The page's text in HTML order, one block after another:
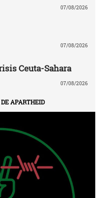
07/08/2026
07/08/2026
Ceuta-Sahara
07/08/2026
APARTHEID